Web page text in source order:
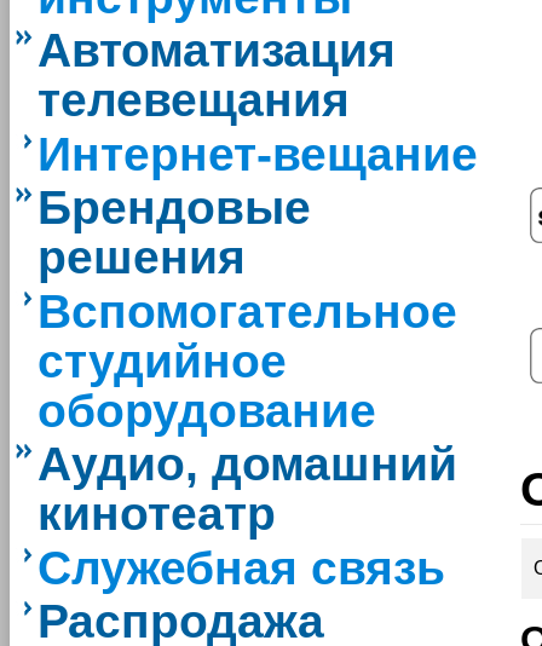
Автоматизация
телевещания
Интернет-вещание
Брендовые
решения
Вспомогательное
студийное
оборудование
Аудио, домашний
кинотеатр
Служебная связь
Распродажа